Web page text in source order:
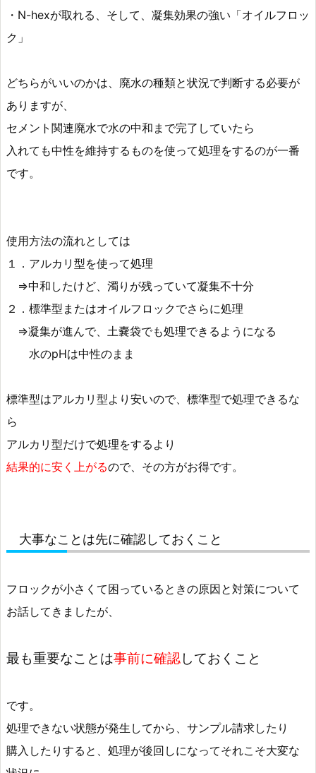
・N-hexが取れる、そして、凝集効果の強い「オイルフロッ
ク」
どちらがいいのかは、廃水の種類と状況で判断する必要が
ありますが、
セメント関連廃水で水の中和まで完了していたら
入れても中性を維持するものを使って処理をするのが一番
です。
使用方法の流れとしては
１．アルカリ型を使って処理
⇒中和したけど、濁りが残っていて凝集不十分
２．標準型またはオイルフロックでさらに処理
⇒凝集が進んで、土嚢袋でも処理できるようになる
水のpHは中性のまま
標準型はアルカリ型より安いので、標準型で処理できるな
ら
アルカリ型だけで処理をするより
結果的に安く上がるので、その方がお得です。
大事なことは先に確認しておくこと
フロックが小さくて困っているときの原因と対策について
お話してきましたが、
最も重要なことは事前に確認しておくこと
です。
処理できない状態が発生してから、サンプル請求したり
購入したりすると、処理が後回しになってそれこそ大変な